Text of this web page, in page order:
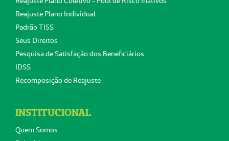
Reajuste Plano Individual
Padrão TISS
Seus Direitos
Pesquisa de Satisfação dos Beneficiários
IDSS
Recomposição de Reajuste
INSTITUCIONAL
Quem Somos